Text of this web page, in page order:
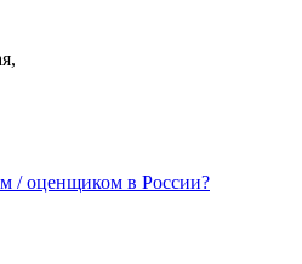
/ оценщиком в России?